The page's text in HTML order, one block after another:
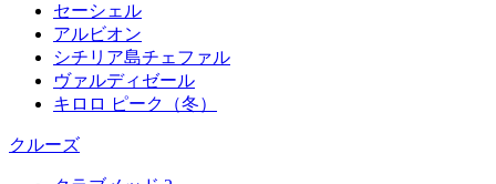
セーシェル
アルビオン
シチリア島チェファル
ヴァルディゼール
キロロ ピーク（冬）
クルーズ